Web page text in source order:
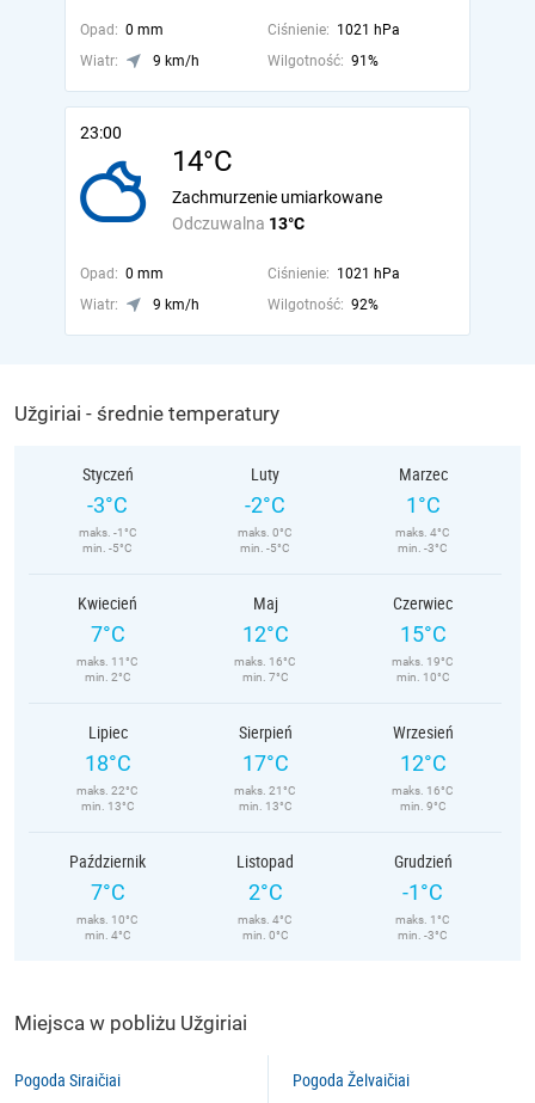
Opad: 0 mm Ciśnienie: 1021 hPa
Wiatr:
9 km/h Wilgotność: 91%
23:00
14°C
Odczuwalna 13°C
Zachmurzenie umiarkowane
Opad: 0 mm Ciśnienie: 1021 hPa
Wiatr:
9 km/h Wilgotność: 92%
Užgiriai - średnie temperatury
Styczeń
-3°C
maks. -1°C
min. -5°C
Luty
-2°C
maks. 0°C
min. -5°C
Marzec
1°C
maks. 4°C
min. -3°C
Kwiecień
7°C
maks. 11°C
min. 2°C
Maj
12°C
maks. 16°C
min. 7°C
Czerwiec
15°C
maks. 19°C
min. 10°C
Lipiec
18°C
maks. 22°C
min. 13°C
Sierpień
17°C
maks. 21°C
min. 13°C
Wrzesień
12°C
maks. 16°C
min. 9°C
Październik
7°C
maks. 10°C
min. 4°C
Listopad
2°C
maks. 4°C
min. 0°C
Grudzień
-1°C
maks. 1°C
min. -3°C
Miejsca w pobliżu Užgiriai
Pogoda Siraičiai Pogoda Želvaičiai